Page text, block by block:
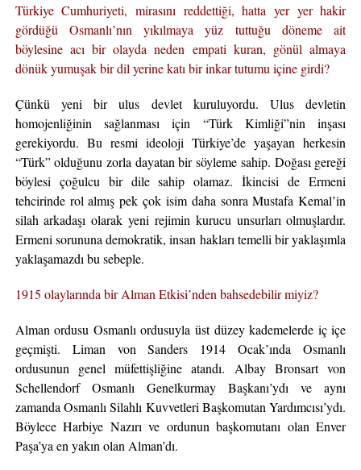
Türkiye Cumhuriyeti, mirasını reddettiği, hatta yer yer hakir
gördüğü Osmanlı’nın yıkılmaya yüz tuttuğu döneme ait
böylesine acı bir olayda neden empati kuran, gönül almaya
dönük yumuşak bir dil yerine katı bir inkar tutumu içine girdi?
Çünkü yeni bir ulus devlet kuruluyordu. Ulus devletin
homojenliğinin sağlanması için “Türk Kimliği”nin inşası
gerekiyordu. Bu resmi ideoloji Türkiye’de yaşayan herkesin
“Türk” olduğunu zorla dayatan bir söyleme sahip. Doğası gereği
böylesi çoğulcu bir dile sahip olamaz. İkincisi de Ermeni
tehcirinde rol almış pek çok isim daha sonra Mustafa Kemal’in
silah arkadaşı olarak yeni rejimin kurucu unsurları olmuşlardır.
Ermeni sorununa demokratik, insan hakları temelli bir yaklaşımla
yaklaşamazdı bu sebeple.
1915 olaylarında bir Alman Etkisi’nden bahsedebilir miyiz?
Alman ordusu Osmanlı ordusuyla üst düzey kademelerde iç içe
geçmişti. Liman von Sanders 1914 Ocak’ında Osmanlı
ordusunun genel müfettişliğine atandı. Albay Bronsart von
Schellendorf Osmanlı Genelkurmay Başkanı’ydı ve aynı
zamanda Osmanlı Silahlı Kuvvetleri Başkomutan Yardımcısı’ydı.
Böylece Harbiye Nazırı ve ordunun başkomutanı olan Enver
Paşa’ya en yakın olan Alman’dı.